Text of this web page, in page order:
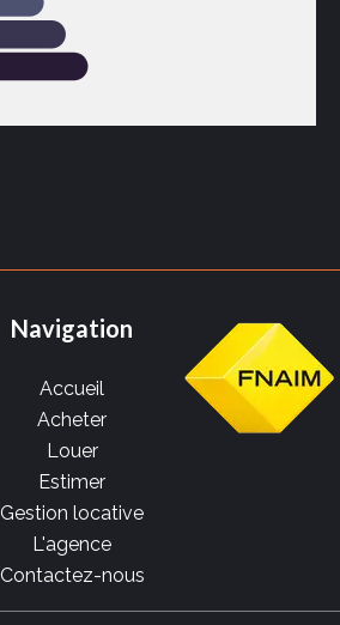
Navigation
Accueil
Acheter
Louer
Estimer
Gestion locative
L'agence
Contactez-nous